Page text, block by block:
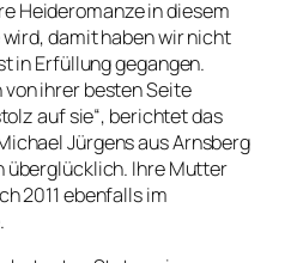
Heideromanze in diesem
damit haben wir nicht
in Erfüllung gegangen.
ihrer besten Seite
auf sie“, berichtet das
Jürgens aus Arnsberg
überglücklich. Ihre Mutter
2011 ebenfalls im